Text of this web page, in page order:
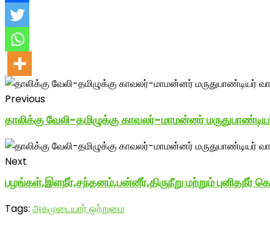
Previous
தாலிக்கு வேலி-தமிழுக்கு காவலர்-மாமன்னர்
Next
பழங்கள்,இளநீர்,சந்தனம்,பன்னீர்,திருநீறு மற்றும் புனிதநீர்
Tags: அகமுடையார் ஒற்றுமை